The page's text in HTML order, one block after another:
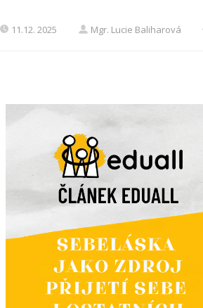
11.12. 2025 Mgr. Lucie Baliharová